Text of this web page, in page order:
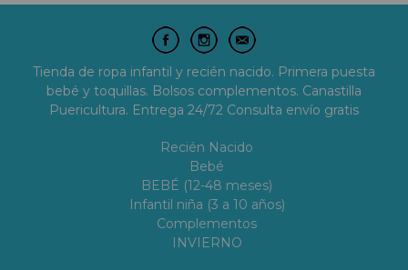
Tienda de ropa infantil y recién nacido. Primera puesta
bebé y toquillas. Bolsos complementos. Canastilla
Puericultura. Entrega 24/72 Consulta envío gratis
Recién Nacido
Bebé
BEBÉ (12-48 meses)
Infantil niña (3 a 10 años)
Complementos
INVIERNO